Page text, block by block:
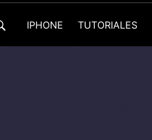
IPHONE TUTORIALES